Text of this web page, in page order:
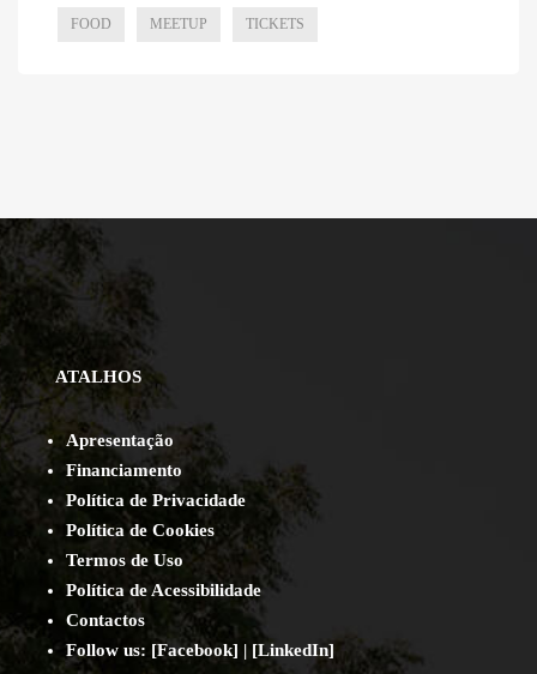
FOOD MEETUP TICKETS
ATALHOS
Apresentação
Financiamento
Política de Privacidade
Política de Cookies
Termos de Uso
Política de Acessibilidade
Contactos
Follow us: [Facebook] | [LinkedIn]